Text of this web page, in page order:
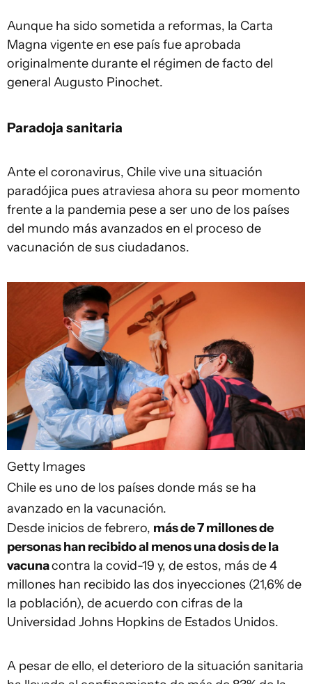
Aunque ha sido sometida a reformas, la Carta
Magna vigente en ese país fue aprobada
originalmente durante el régimen de facto del
general Augusto Pinochet.
Paradoja sanitaria
Ante el coronavirus, Chile vive una situación
paradójica pues atraviesa ahora su peor momento
frente a la pandemia pese a ser uno de los países
del mundo más avanzados en el proceso de
vacunación de sus ciudadanos.
Getty Images
Chile es uno de los países donde más se ha
avanzado en la vacunación.
Desde inicios de febrero, más de 7 millones de
personas han recibido al menos una dosis de la
vacunacontra la covid-19 y, de estos, más de 4
millones han recibido las dos inyecciones (21,6% de
la población), de acuerdo con cifras de la
Universidad Johns Hopkins de Estados Unidos.
A pesar de ello, el deterioro de la situación sanitaria